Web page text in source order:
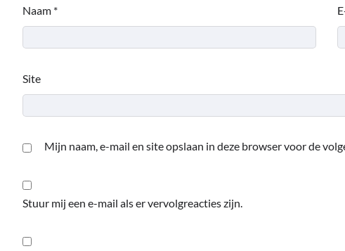
Naam *
Site
Mijn naam, e-mail en site opslaan in deze browser voor de
Stuur mij een e-mail als er vervolgreacties zijn.